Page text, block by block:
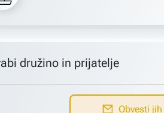
družino in prijatelje
Obvesti jih